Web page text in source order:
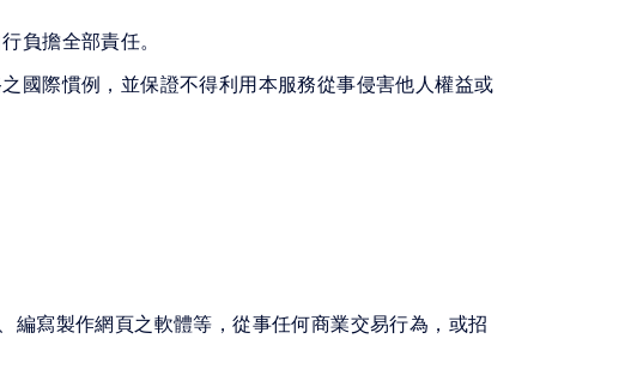
負擔全部責任。
國際慣例，並保證不得利用本服務從事侵害他人權益或
編寫製作網頁之軟體等，從事任何商業交易行為，或招